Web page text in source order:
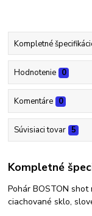
Kompletné
Hodnotenie 0
Komentáre 0
Súvisiaci tovar 5
Kompletné
Pohár BOSTON
ciachované sklo,